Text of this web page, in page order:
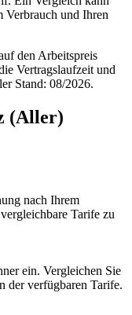
Verbrauch und Ihren
den Arbeitspreis
Vertragslaufzeit und
Stand: 08/2026.
(Aller)
nach Ihrem
Tarife zu
ein. Vergleichen Sie
der verfügbaren Tarife.